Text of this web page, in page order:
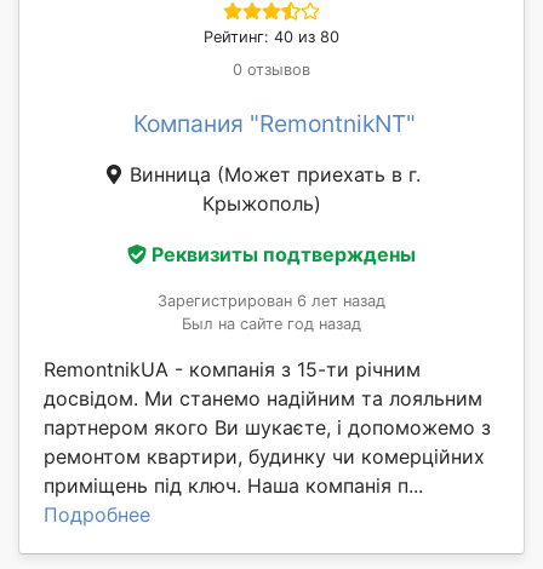
Рейтинг: 40 из 80
0 отзывов
Компания "RemontnikNT"
Винница (Может приехать в г.
Крыжополь)
Реквизиты подтверждены
Зарегистрирован 6 лет назад
Был на сайте год назад
RemontnikUA - компанія з 15-ти річним
досвідом. Ми станемо надійним та лояльним
партнером якого Ви шукаєте, і допоможемо з
ремонтом квартири, будинку чи комерційних
приміщень під ключ. Наша компанія п...
Подробнее